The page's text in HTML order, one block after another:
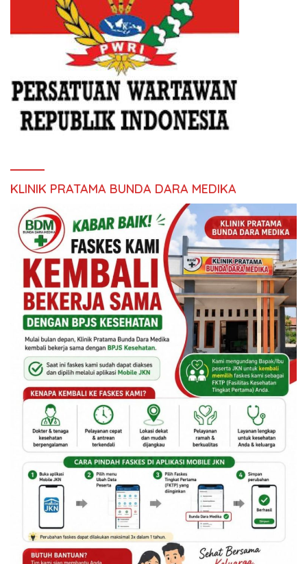
KLINIK PRATAMA BUNDA DARA MEDIKA